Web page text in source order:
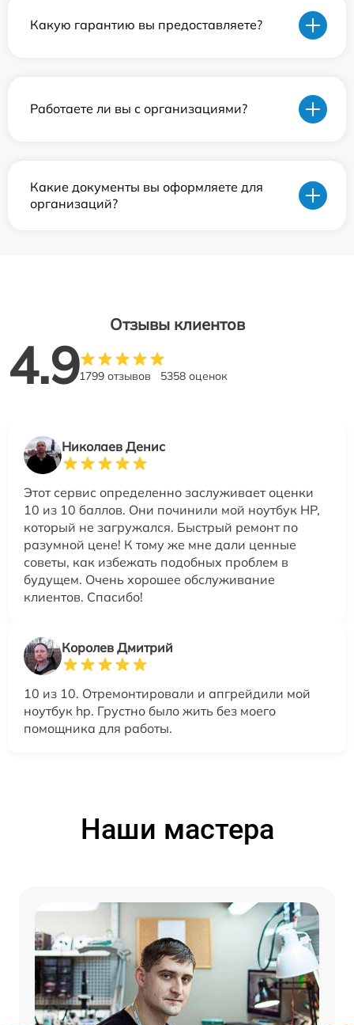
Какую гарантию вы предоставляете?
Работаете ли вы с организациями?
Какие документы вы оформляете для
организаций?
Отзывы клиентов
4.91799 отзывов 5358 оценок
Николаев Денис
Этот сервис определенно заслуживает оценки
10 из 10 баллов. Они починили мой ноутбук HP,
который не загружался. Быстрый ремонт по
разумной цене! К тому же мне дали ценные
советы, как избежать подобных проблем в
будущем. Очень хорошее обслуживание
клиентов. Спасибо!
Королев Дмитрий
10 из 10. Отремонтировали и апгрейдили мой
ноутбук hp. Грустно было жить без моего
помощника для работы.
Наши мастера